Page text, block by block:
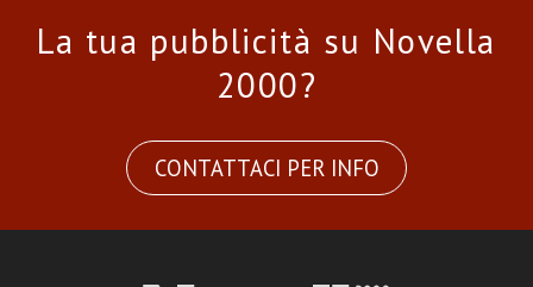
La tua pubblicità su Novella
2000?
CONTATTACI PER INFO